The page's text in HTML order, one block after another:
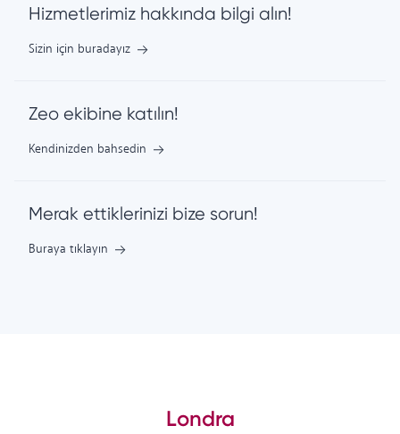
Hizmetlerimiz hakkında bilgi alın!
Sizin için buradayız
Zeo ekibine katılın!
Kendinizden bahsedin
Merak ettiklerinizi bize sorun!
Buraya tıklayın
Londra